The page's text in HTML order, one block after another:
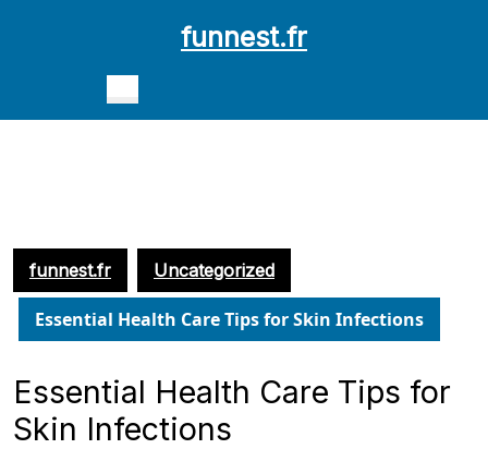
funnest.fr
funnest.fr Uncategorized
Essential Health Care Tips for Skin Infections
Essential Health Care Tips for
Skin Infections